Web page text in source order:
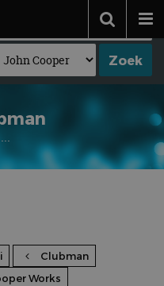
Clubman
Works